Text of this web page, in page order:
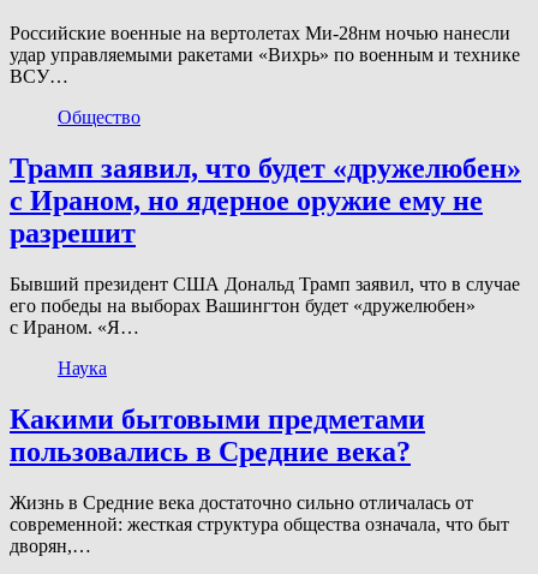
Российские военные на вертолетах Ми-28нм ночью нанесли
удар управляемыми ракетами «Вихрь» по военным и технике
ВСУ…
Общество
Трамп заявил, что будет «дружелюбен»
с Ираном, но ядерное оружие ему не
разрешит
Бывший президент США Дональд Трамп заявил, что в случае
его победы на выборах Вашингтон будет «дружелюбен»
с Ираном. «Я…
Наука
Какими бытовыми предметами
пользовались в Средние века?
Жизнь в Средние века достаточно сильно отличалась от
современной: жесткая структура общества означала, что быт
дворян,…